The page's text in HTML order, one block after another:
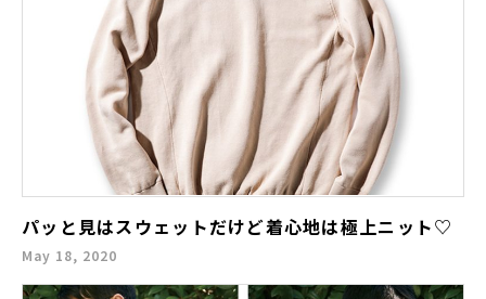
パッと見はスウェットだけど着心地は極上ニット♡
May 18, 2020